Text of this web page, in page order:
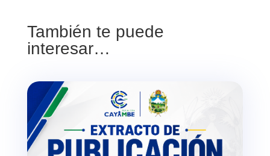
También te puede
interesar…